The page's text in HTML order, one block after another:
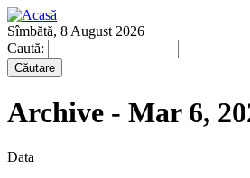
Sîmbătă, 8 August 2026
Caută:
Archive - Mar 6,
Data